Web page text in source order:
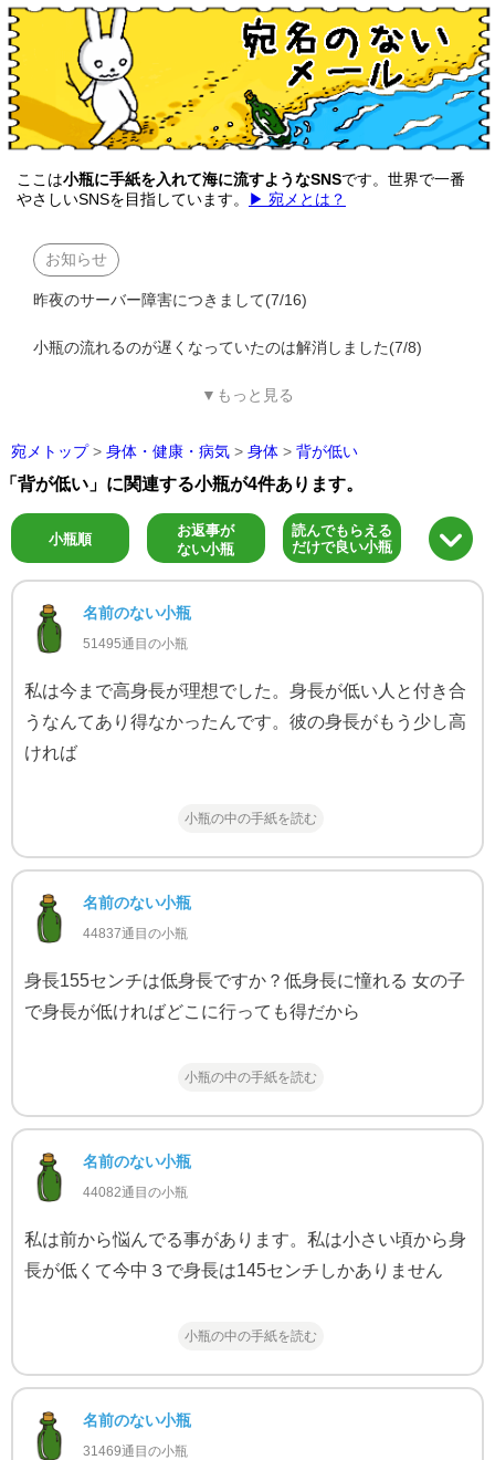
ここは小瓶に手紙を入れて海に流すようなSNSです。世界で一番
やさしいSNSを目指しています。
▶ 宛メとは？
お知らせ
昨夜のサーバー障害につきまして(7/16)
小瓶の流れるのが遅くなっていたのは解消しました(7/8)
▼もっと見る
宛メトップ > 身体・健康・病気 > 身体 > 背が低い
「背が低い」に関連する小瓶が4件あります。
小瓶順
お返事が
ない小瓶
読んでもらえる
だけで良い小瓶
名前のない小瓶
51495通目の小瓶
私は今まで高身長が理想でした。身長が低い人と付き合
うなんてあり得なかったんです。彼の身長がもう少し高
ければ
小瓶の中の手紙を読む
名前のない小瓶
44837通目の小瓶
身長155センチは低身長ですか？低身長に憧れる 女の子
で身長が低ければどこに行っても得だから
小瓶の中の手紙を読む
名前のない小瓶
44082通目の小瓶
私は前から悩んでる事があります。私は小さい頃から身
長が低くて今中３で身長は145センチしかありません
小瓶の中の手紙を読む
名前のない小瓶
31469通目の小瓶